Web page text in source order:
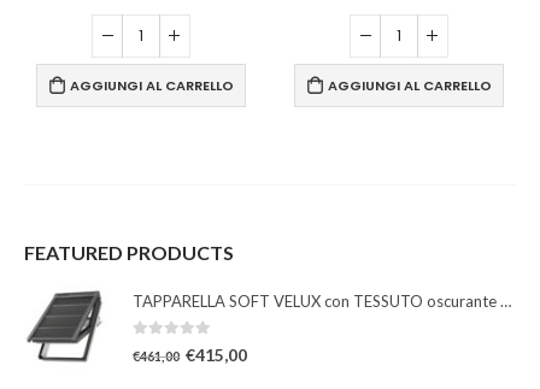
AGGIUNGI AL CARRELLO AGGIUNGI AL CARRELLO
FEATURED PRODUCTS
TAPPARELLA SOFT VELUX con TESSUTO oscurante solare
€461,00 €415,00